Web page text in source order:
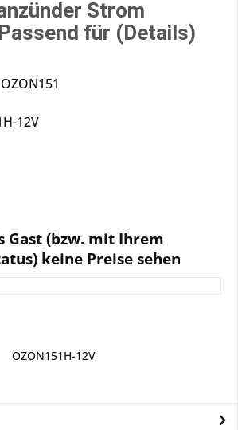
Strom
für (Details)
12V
Gast (bzw. mit Ihrem
keine Preise sehen
OZON151H-12V